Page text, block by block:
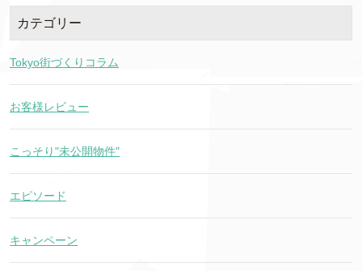
カテゴリー
Tokyo街づくりコラム
お客様レビュー
こっそり"未公開物件"
エピソード
キャンペーン